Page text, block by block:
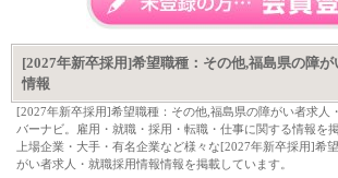
[2027年新卒採用]希望職種：その他,福島県の障が
情報
[2027年新卒採用]希望職種：その他,福島県の障がい者求人
バーナビ。雇用・就職・採用・転職・仕事に関する情報を掲
上場企業・大手・有名企業など様々な[2027年新卒採用]希
がい者求人・就職採用情報情報を掲載しています。